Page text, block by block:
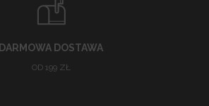
DARMOWA DOSTAWA
OD 199 ZŁ